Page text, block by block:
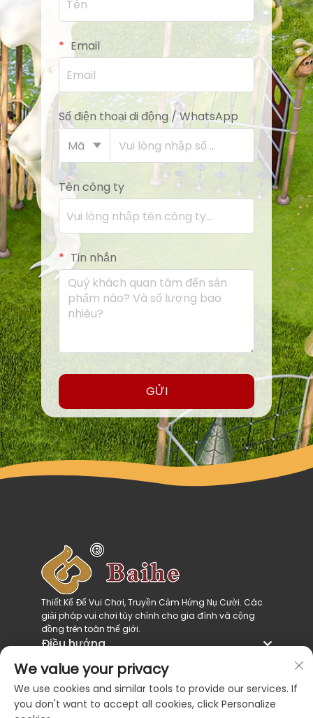
Email
Số điện thoại di động / WhatsApp
Mã
Tên công ty
Tin nhắn
GỬI
Thiết Kế Để Vui Chơi, Truyền Cảm Hứng Nụ Cười. Các
giải pháp vui chơi tùy chỉnh cho gia đình và cộng
đồng trên toàn thế giới.
Điều hướng
Danh Mục Sản Phẩm
Liên Hệ Chúng Tôi
We value your privacy
We use cookies and similar tools to provide our services. If
you don't want to accept all cookies, click Personalize